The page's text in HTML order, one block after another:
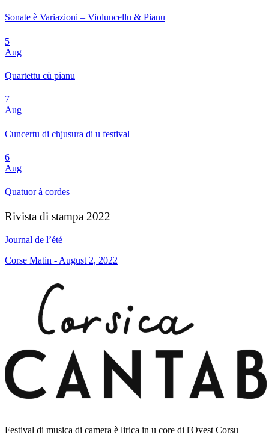
Sonate è Variazioni – Violuncellu & Pianu
5
Aug
Quartettu cù pianu
7
Aug
Cuncertu di chjusura di u festival
6
Aug
Quatuor à cordes
Rivista di stampa 2022
Journal de l’été
Corse Matin - August 2, 2022
Festival di musica di camera è lirica in u core di l'Ovest Corsu